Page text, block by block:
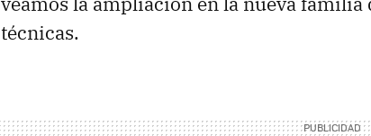
técnicas.